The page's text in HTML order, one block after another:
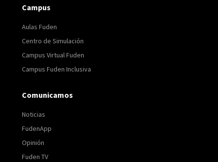
Campus
Aulas Fuden
Centro de Simulación
Campus Virtual Fuden
Campus Fuden Inclusiva
Comunicamos
Noticias
FudenApp
Opinión
Fuden TV